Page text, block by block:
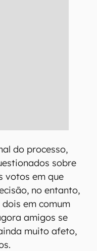
do processo,
sobre
votos em que
no entanto,
em comum
amigos se
muito afeto,